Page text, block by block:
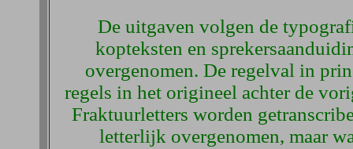
De uitgaven volgen de
kopteksten en
overgenomen. De regelval in
regels in het origineel achter de
Fraktuurletters worden
letterlijk overgenomen, maar